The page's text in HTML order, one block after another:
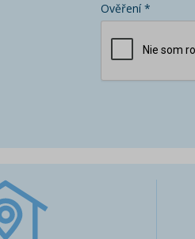
Ověření *